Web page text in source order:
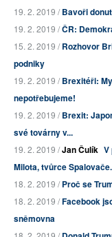
19. 2. 2019 /Bavoři
19. 2. 2019 /ČR:
15. 2. 2019 /Rozhovor
podniky
19. 2. 2019 /Brexitéři:
nepotřebujeme!
19. 2. 2019 /Brexit:
své továrny v...
19. 2. 2019 /Jan Čulík V
Milota, tvůrce
18. 2. 2019 /Proč se
18. 2. 2019 /Facebook
sněmovna